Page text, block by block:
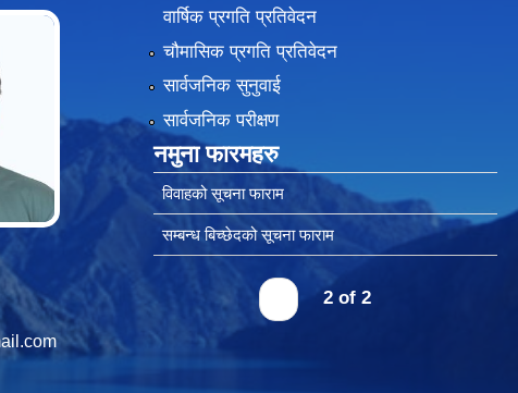
वार्षिक प्रगति प्रतिवेदन
चौमासिक प्रगति प्रतिवेदन
सार्वजनिक सुनुवाई
सार्वजनिक परीक्षण
नमुना फारमहरु
विवाहको सूचना फाराम
सम्बन्ध बिच्छेदको सूचना फाराम
2 of 2